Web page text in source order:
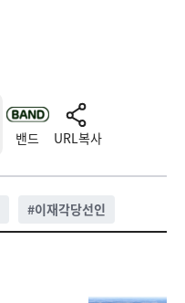
밴드 URL복사
#이재각당선인